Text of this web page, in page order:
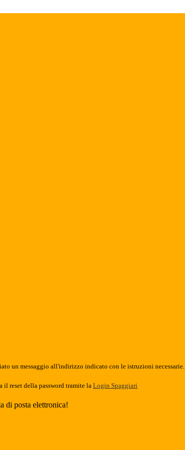
un messaggio all'indirizzo indicato con le istruzioni necessarie.
il reset della password tramite la Login Spaggiari
di posta elettronica!